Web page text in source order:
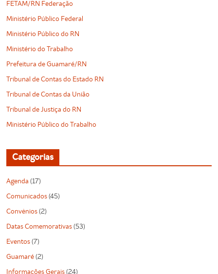
FETAM/RN Federação
Ministério Público Federal
Ministério Público do RN
Ministério do Trabalho
Prefeitura de Guamaré/RN
Tribunal de Contas do Estado RN
Tribunal de Contas da União
Tribunal de Justiça do RN
Ministério Público do Trabalho
Categorias
Agenda (17)
Comunicados(45)
Convênios(2)
Datas Comemorativas(53)
Eventos(7)
Guamaré(2)
Informações Gerais(24)